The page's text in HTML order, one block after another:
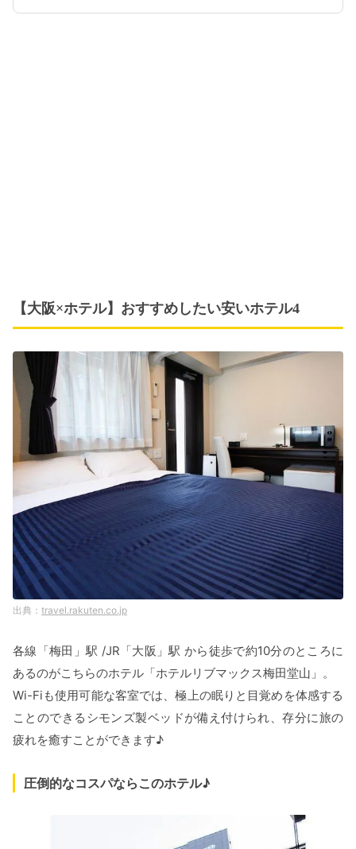
【大阪×ホテル】おすすめしたい安いホテル4
travel.rakuten.co.jp
各線「梅田」駅 /JR「大阪」駅 から徒歩で約10分のところに
あるのがこちらのホテル「ホテルリブマックス梅田堂山」。
Wi-Fiも使用可能な客室では、極上の眠りと目覚めを体感する
ことのできるシモンズ製ベッドが備え付けられ、存分に旅の
疲れを癒すことができます♪
圧倒的なコスパならこのホテル♪